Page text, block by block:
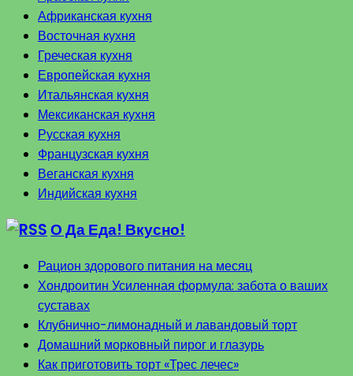
Африканская кухня
Восточная кухня
Греческая кухня
Европейская кухня
Итальянская кухня
Мексиканская кухня
Русская кухня
Французская кухня
Веганская кухня
Индийская кухня
О Да Еда! Вкусно!
Рацион здорового питания на месяц
Хондроитин Усиленная формула: забота о ваших
суставах
Клубнично-лимонадный и лавандовый торт
Домашний морковный пирог и глазурь
Как приготовить торт «Трес лечес»